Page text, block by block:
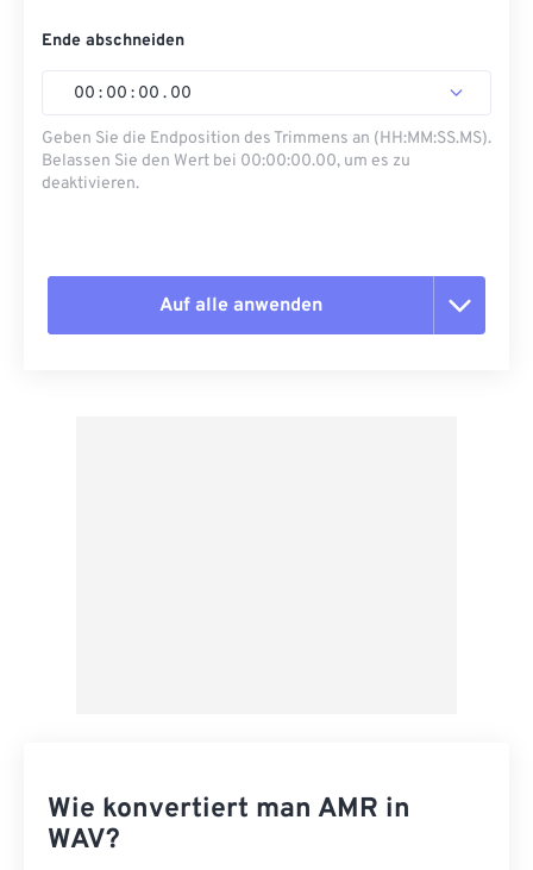
Ende abschneiden
00 : 00 : 00 . 00
Geben Sie die Endposition des Trimmens an (HH:MM:SS.MS).
Belassen Sie den Wert bei 00:00:00.00, um es zu
deaktivieren.
Auf alle anwenden
Wie konvertiert man AMR in
WAV?